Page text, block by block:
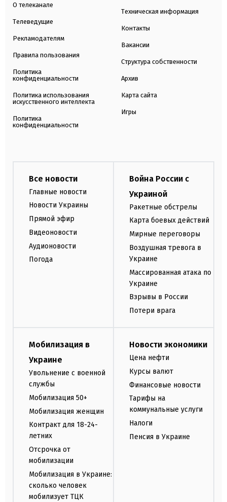
О телеканале
Телеведущие
Рекламодателям
Правила пользования
Политика
конфиденциальности
Политика использования
искусственного интеллекта
Политика
конфиденциальности
Техническая информация
Контакты
Вакансии
Структура собственности
Архив
Карта сайта
Игры
Все новости
Главные новости
Новости Украины
Прямой эфир
Видеоновости
Аудионовости
Погода
Война России с
Украиной
Ракетные обстрелы
Карта боевых действий
Мирные переговоры
Воздушная тревога в
Украине
Массированная атака по
Украине
Взрывы в России
Потери врага
Мобилизация в
Украине
Увольнение с военной
службы
Мобилизация 50+
Мобилизация женщин
Контракт для 18-24-
летних
Отсрочка от
мобилизации
Мобилизация в Украине:
сколько человек
мобилизует ТЦК
Новости экономики
Цена нефти
Курсы валют
Финансовые новости
Тарифы на
коммунальные услуги
Налоги
Пенсия в Украине